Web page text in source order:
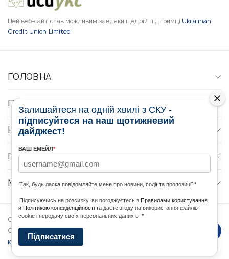
Цей веб-сайт став можливим завдяки щедрій підтримці Ukrainian
Credit Union Limited
ГОЛОВНА
ПРО НАС
НОВИНИ
ПРОГРАМИ
МЕДІА КОНТАКТИ
Copyright © 2026 Ukrainian World
Congress. Powered byDForce
конфеденційності
Залишайтеся на одній хвилі з СКУ -
підписуйтеся на наш щотижневий
дайджест!
ВАШ ЕМЕЙЛ*
Так, будь ласка повідомляйте мене про новини, події та пропозиції *
Підписуючись на розсилку, ви погоджуєтесь з Правилами користування
и Політикою конфіденційності та даєте згоду на використання файлів
cookie і передачу своїх персональних даних в *
Підписатися